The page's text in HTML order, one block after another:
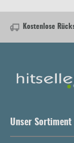
Kostenlose
Unser Sortiment